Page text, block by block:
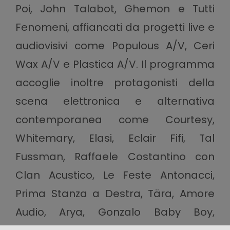
Poi, John Talabot, Ghemon e Tutti
Fenomeni, affiancati da progetti live e
audiovisivi come Populous A/V, Ceri
Wax A/V e Plastica A/V. Il programma
accoglie inoltre protagonisti della
scena elettronica e alternativa
contemporanea come Courtesy,
Whitemary, Elasi, Eclair Fifi, Tal
Fussman, Raffaele Costantino con
Clan Acustico, Le Feste Antonacci,
Prima Stanza a Destra, Tära, Amore
Audio, Arya, Gonzalo Baby Boy,